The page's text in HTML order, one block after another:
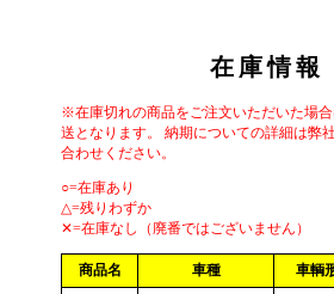
在庫情報
※在庫切れの商品をご注文いただいた場
送となります。 納期についての詳細は弊
合わせください。
○=在庫あり
△=残りわずか
✕=在庫なし（廃番ではございません）
商品名 車種 車輌